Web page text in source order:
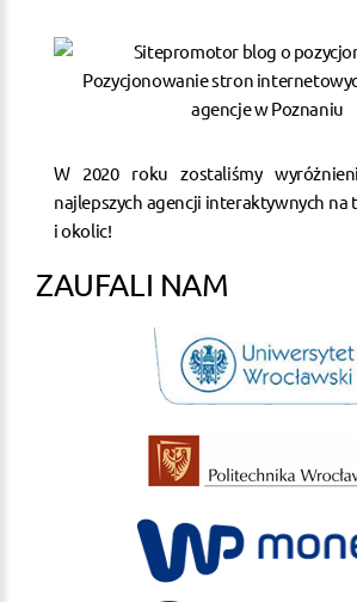
W 2020 roku zostaliśmy
najlepszych agencji interaktywnych na
i okolic!
ZAUFALI NAM